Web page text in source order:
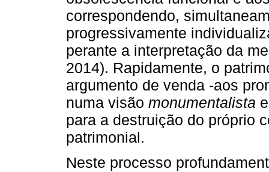
correspondendo,
progressivamente
perante a interpretação da
2014). Rapidamente, o
argumento de venda -aos
numa visão monumentalista
para a destruição do próprio
patrimonial.
Neste processo